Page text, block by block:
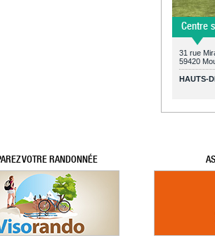
Centre
31 rue
59420
HAUTS-
VOTRE RANDONNÉE